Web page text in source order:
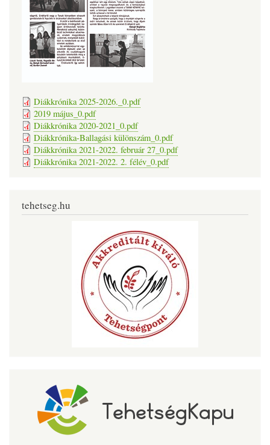
Diákkrónika 2025-2026._0.pdf
2019 május_0.pdf
Diákkrónika 2020-2021_0.pdf
Diákkrónika-Ballagási különszám_0.pdf
Diákkrónika 2021-2022. február 27_0.pdf
Diákkrónika 2021-2022. 2. félév_0.pdf
tehetseg.hu